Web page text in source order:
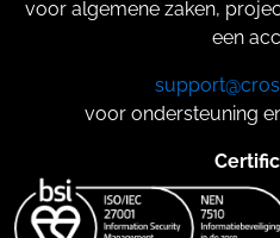
voor algemene zaken,
een
voor ondersteuning